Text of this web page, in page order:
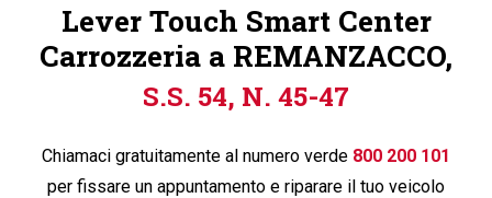
Linee di servizio
Carrozzerie
News
Contattaci
Lever Touch Smart Center
Carrozzeria a REMANZACCO,
S.S. 54, N. 45-47
Chiamaci gratuitamente al numero verde 800 200 101
per fissare un appuntamento e riparare il tuo veicolo